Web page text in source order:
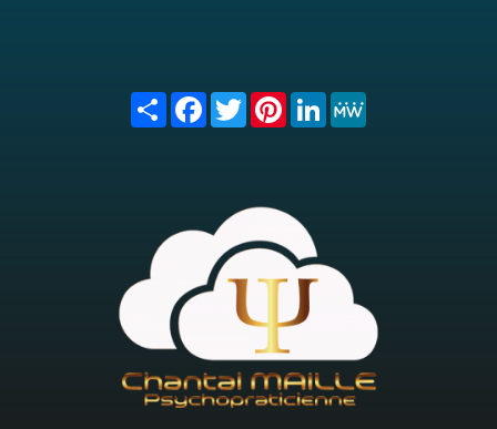
Share FacebookTwitterPinterest
LinkedIn